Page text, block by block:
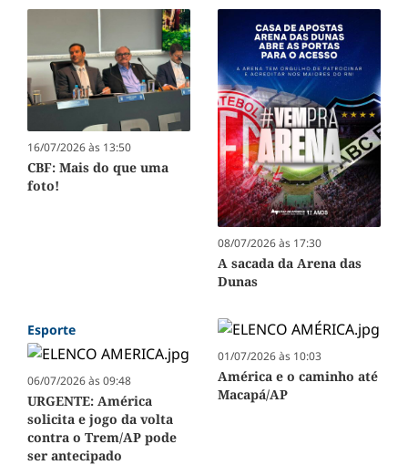
16/07/2026 às 13:50
CBF: Mais do que uma
foto!
08/07/2026 às 17:30
A sacada da Arena das
Dunas
Esporte
06/07/2026 às 09:48
URGENTE: América
solicita e jogo da volta
contra o Trem/AP pode
ser antecipado
01/07/2026 às 10:03
América e o caminho até
Macapá/AP